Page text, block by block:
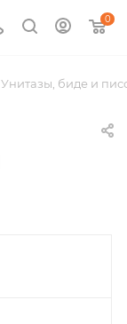
0
Унитазы, биде и